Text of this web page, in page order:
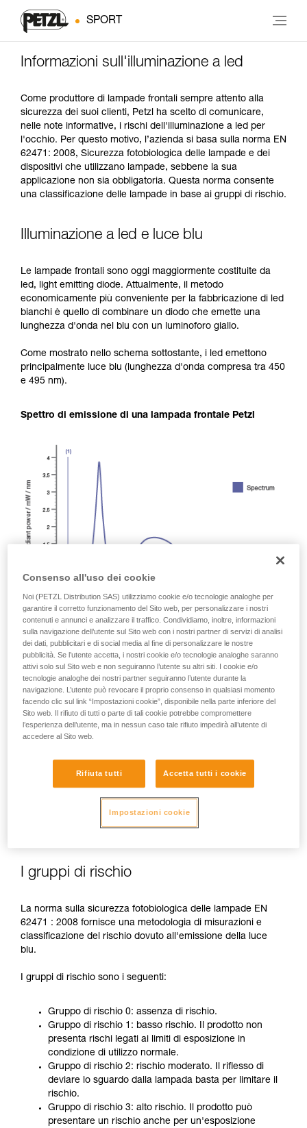
SPORT
Informazioni sull'illuminazione a led
Come produttore di lampade frontali sempre attento alla
sicurezza dei suoi clienti, Petzl ha scelto di comunicare,
nelle note informative, i rischi dell'illuminazione a led per
l'occhio. Per questo motivo, l’azienda si basa sulla norma EN
62471: 2008, Sicurezza fotobiologica delle lampade e dei
dispositivi che utilizzano lampade, sebbene la sua
applicazione non sia obbligatoria. Questa norma consente
una classificazione delle lampade in base ai gruppi di rischio.
Illuminazione a led e luce blu
Le lampade frontali sono oggi maggiormente costituite da
led, light emitting diode. Attualmente, il metodo
economicamente più conveniente per la fabbricazione di led
bianchi è quello di combinare un diodo che emette una
lunghezza d'onda nel blu con un luminoforo giallo.
Come mostrato nello schema sottostante, i led emettono
principalmente luce blu (lunghezza d'onda compresa tra 450
e 495 nm).
Spettro di emissione di una lampada frontale Petzl
In caso di esposizione diretta, ripetuta e ad alta potenza, la
luce blu può causare danni all'occhio: effetto tossico sulla
retina, effetto aggravante della degenerazione maculare,
abbagliamento. Questi rischi sono elevati per i bambini a
causa della loro maggiore sensibilità alla luce blu.
Questo è il motivo per cui come produttore di lampade
frontali, Petzl ha il dovere d'informare i suoi clienti
dell'esistenza di questi rischi, anche se sonominimi per un
delle sue lampade frontali.
I gruppi di rischio
La norma sulla sicurezza fotobiologica delle lampade EN
62471 : 2008 fornisce una metodologia di misurazioni e
classificazione del rischio dovuto all'emissione della luce
blu.
I gruppi di rischio sono i seguenti:
Gruppo di rischio 0: assenza di rischio.
Gruppo di rischio 1: basso rischio. Il prodotto non
presenta rischi legati ai limiti di esposizione in
condizione di utilizzo normale.
Gruppo di rischio 2: rischio moderato. Il riflesso di
deviare lo sguardo dalla lampada basta per limitare il
rischio.
Gruppo di rischio 3: alto rischio. Il prodotto può
presentare un rischio anche per un'esposizione
Consenso all'uso dei cookie
Noi (PETZL Distribution SAS) utilizziamo cookie e/o tecnologie analoghe per
garantire il corretto funzionamento del Sito web, per personalizzare i nostri
contenuti e annunci e analizzare il traffico. Condividiamo, inoltre, informazioni
sulla navigazione dell’utente sul Sito web con i nostri partner di servizi di analisi
dei dati, pubblicitari e di social media al fine di personalizzare le nostre
pubblicità. Se l’utente accetta, i nostri cookie e/o tecnologie analoghe saranno
attivi solo sul Sito web e non seguiranno l’utente su altri siti. I cookie e/o
tecnologie analoghe dei nostri partner seguiranno l’utente durante la
navigazione. L’utente può revocare il proprio consenso in qualsiasi momento
facendo clic sul link “Impostazioni cookie”, disponibile nella parte inferiore del
Sito web. Il rifiuto di tutti o parte di tali cookie potrebbe compromettere
l’esperienza dell’utente, ma in nessun caso tale rifiuto impedirà all’utente di
accedere al Sito web.
Rifiuta tutti Accetta tutti i cookie
Impostazioni cookie